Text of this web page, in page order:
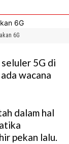
6G
5G di
wacana
dalam hal
pekan lalu.